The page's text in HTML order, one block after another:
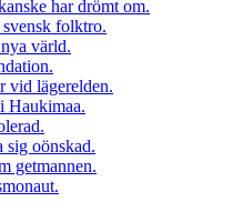
har drömt om.
folktro.
värld.
vid lägerelden.
Haukimaa.
sig oönskad.
getmannen.